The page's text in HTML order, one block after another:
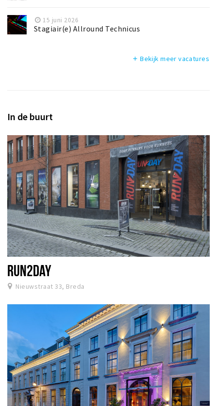
15 juni 2026
Stagiair(e) Allround Technicus
add Bekijk meer vacatures
In de buurt
RUN2DAY
Nieuwstraat 33, Breda